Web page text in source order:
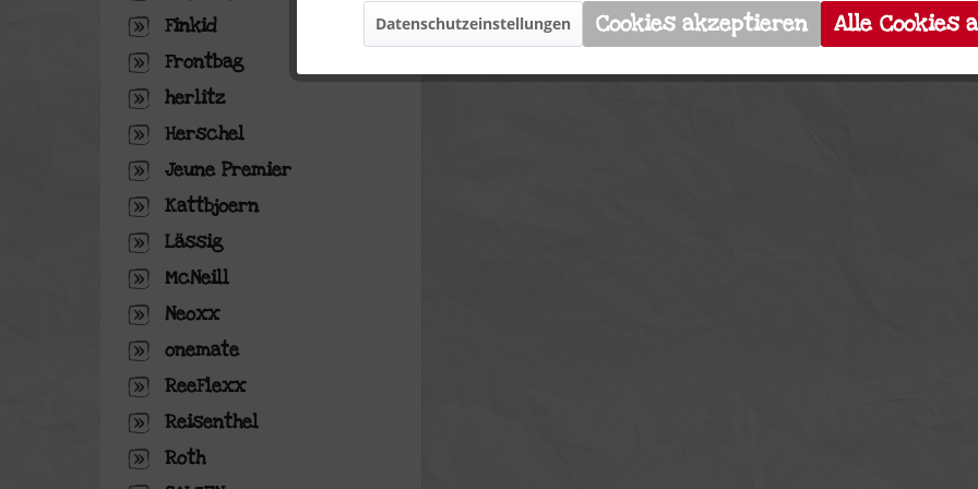
Finkid
Frontbag
herlitz
Herschel
Jeune Premier
Kattbjoern
Lässig
McNeill
Neoxx
onemate
ReeFlexx
Reisenthel
Roth
Datenschutzeinstellungen Cookies akzeptieren Alle Cookies